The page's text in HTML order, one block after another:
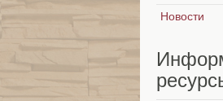
Новости